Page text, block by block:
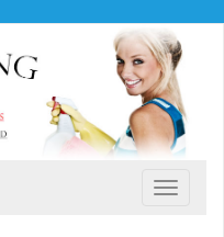
Toggle